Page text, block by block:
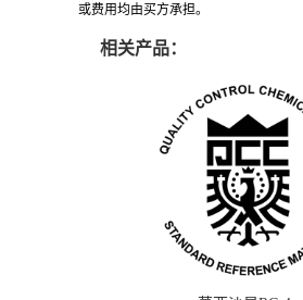
或费用均由买方承担。
相关产品：